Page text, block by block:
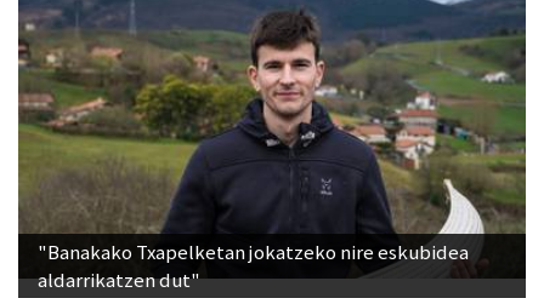
"Banakako Txapelketan jokatzeko nire eskubidea
aldarrikatzen dut"